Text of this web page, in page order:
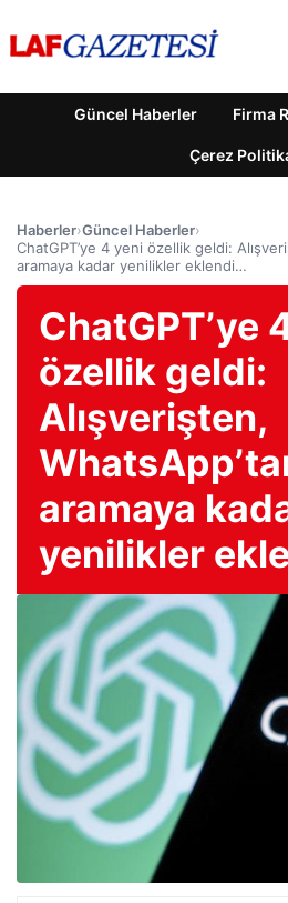
Güncel Haberler Firma
Çerez
Haberler›Güncel Haberler›
ChatGPT’ye 4 yeni özellik geldi:
aramaya kadar yenilikler eklendi…
ChatGPT’ye
özellik geldi:
Alışverişten,
aramaya
yenilikler